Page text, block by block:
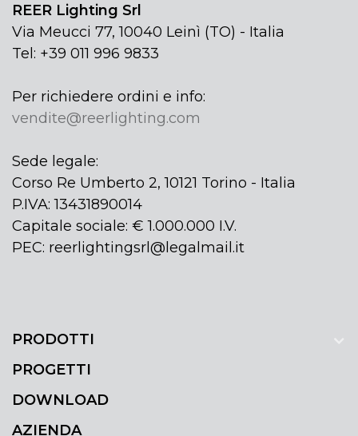
REER Lighting Srl
Via Meucci 77, 10040 Leinì (TO) - Italia
Tel: +39 011 996 9833
Per richiedere ordini e info:
vendite@reerlighting.com
Sede legale:
Corso Re Umberto 2, 10121 Torino - Italia
P.IVA: 13431890014
Capitale sociale: € 1.000.000 I.V.
PEC: reerlightingsrl@legalmail.it
PRODOTTI
PROGETTI
DOWNLOAD
AZIENDA